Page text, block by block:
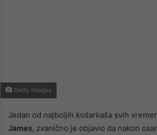
Getty Images
Jedan od najboljih košarkaša svih
James, zvanično je objavio da nakon